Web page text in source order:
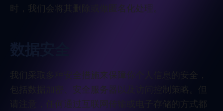
时，我们会将其删除或做匿名化处理。
数据安全
我们采取多种安全措施来保障你个人信息的安全，
包括数据加密、安全服务器以及访问控制策略。但
请注意，任何通过互联网传输或电子存储的方式都